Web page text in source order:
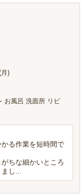
)
お風呂 洗面所 リビ
る作業を短時間で
ちな細かいところ
し...